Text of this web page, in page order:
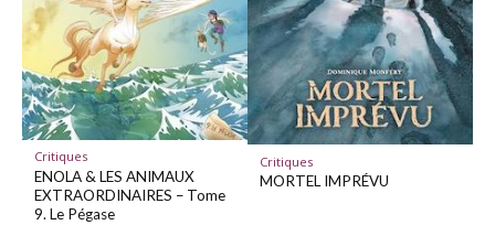
Critiques
ENOLA & LES ANIMAUX
EXTRAORDINAIRES – Tome
9. Le Pégase
Critiques
MORTEL IMPRÉVU